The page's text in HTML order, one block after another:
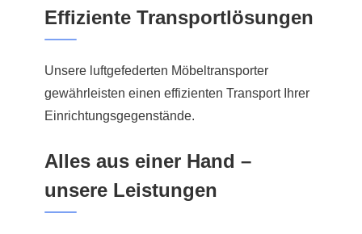
Effiziente Transportlösungen
Unsere luftgefederten Möbeltransporter
gewährleisten einen effizienten Transport Ihrer
Einrichtungsgegenstände.
Alles aus einer Hand –
unsere Leistungen